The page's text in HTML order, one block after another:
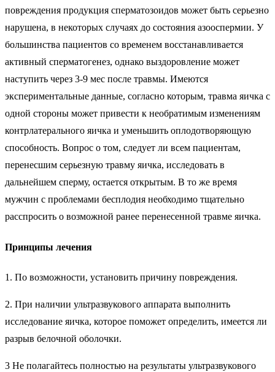
повреждения продукция сперматозоидов может быть серьезно
нарушена, в некоторых случаях до состояния азооспермии. У
большинства пациентов со временем восстанавливается
активный сперматогенез, однако выздоровление может
наступить через 3-9 мес после травмы. Имеются
экспериментальные данные, согласно которым, травма яичка с
одной стороны может привести к необратимым изменениям
контрлатерального яичка и уменьшить оплодотворяющую
способность. Вопрос о том, следует ли всем пациентам,
перенесшим серьезную травму яичка, исследовать в
дальнейшем сперму, остается открытым. В то же время
мужчин с проблемами бесплодия необходимо тщательно
расспросить о возможной ранее перенесенной травме яичка.
Принципы лечения
1. По возможности, установить причину повреждения.
2. При наличии ультразвукового аппарата выполнить
исследование яичка, которое поможет определить, имеется ли
разрыв белочной оболочки.
3 Не полагайтесь полностью на результаты ультразвукового